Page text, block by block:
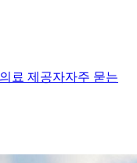
료 제공자자주 묻는